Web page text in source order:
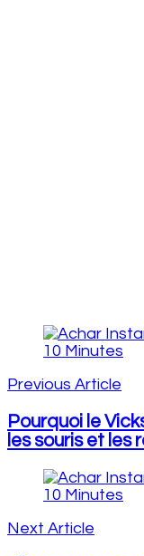
Post
Navigation
Previous Article
Pourquoi le
les souris et les
Next Article